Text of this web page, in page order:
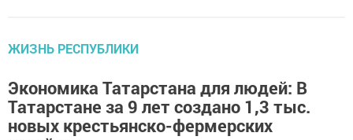
ЖИЗНЬ РЕСПУБЛИКИ
Экономика Татарстана для людей: В
Татарстане за 9 лет создано 1,3 тыс.
новых крестьянско-фермерских